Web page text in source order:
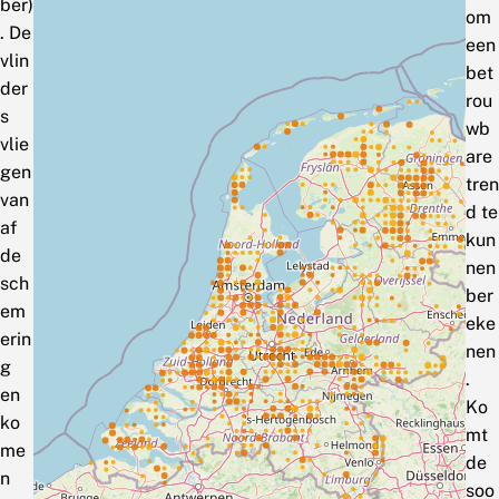
ber)
. De
vlin
der
s
vlie
gen
van
af
de
sch
em
erin
g
en
ko
me
n
om
een
bet
rou
wb
are
tren
d te
kun
nen
ber
eke
nen
.
Ko
mt
de
soo